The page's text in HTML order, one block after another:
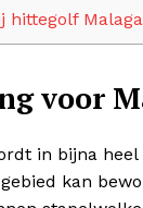
hittegolf Malaga
voor
in bijna
kan